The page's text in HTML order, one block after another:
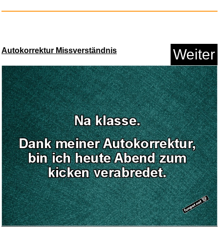
reisenthel daily shopper smile...
Anzeige
Autokorrektur Missverständnis Weiter